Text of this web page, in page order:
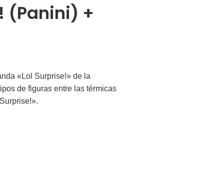
(Panini) +
«Lol Surprise!» de la
de figuras entre las térmicas